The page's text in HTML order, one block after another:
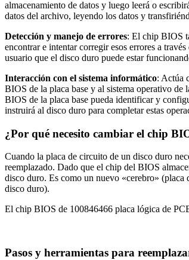
almacenamiento de datos y luego leerá o
datos del archivo, leyendo los datos y
Detección y manejo de errores: El chip BIOS
encontrar e intentar corregir esos errores a
usuario que el disco duro puede estar
Interacción con el sistema informático: Actúa
BIOS de la placa base y al sistema operativo
BIOS de la placa base pueda identificar y
instruirá al disco duro para completar estas
¿Por qué necesito cambiar el chip
Cuando la placa de circuito de un disco duro
reemplazado. Dado que el chip del BIOS
disco duro. Es como un nuevo «cerebro»
disco duro).
El chip BIOS de 100846466 placa lógica de
Pasos y herramientas para